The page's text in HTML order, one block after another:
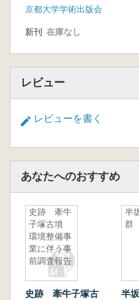
京都大学学術出版会
新刊 在庫なし
レビュー
レビューを書く
あなたへのおすすめ
史跡 牽牛
子塚古墳
環境整備事
業に伴う事
前調査報告
史跡 牽牛子塚古
半
群
半